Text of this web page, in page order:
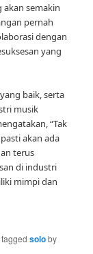
semakin
pernah
dengan
yang
baik, serta
musik
“Tak
akan ada
terus
di industri
mimpi dan
taggedsoloby